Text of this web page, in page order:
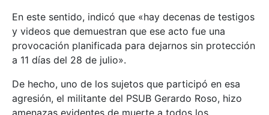
En este sentido, indicó que «hay decenas de testigos
y videos que demuestran que ese acto fue una
provocación planificada para dejarnos sin protección
a 11 días del 28 de julio».
De hecho, uno de los sujetos que participó en esa
agresión, el militante del PSUB Gerardo Roso, hizo